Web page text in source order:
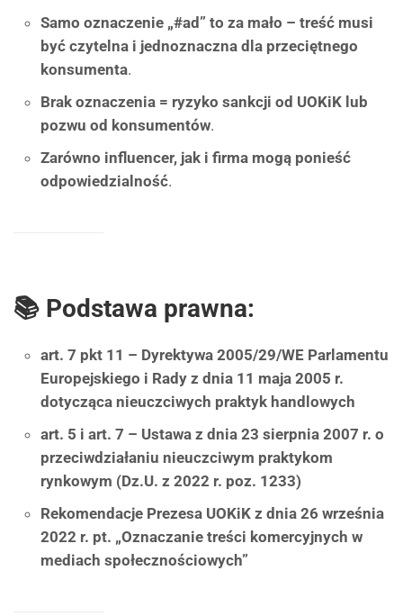
Samo oznaczenie „#ad” to za mało – treść musi
być czytelna i jednoznaczna dla przeciętnego
konsumenta.
Brak oznaczenia = ryzyko sankcji od UOKiK lub
pozwu od konsumentów.
Zarówno influencer, jak i firma mogą ponieść
odpowiedzialność.
📚 Podstawa prawna:
art. 7 pkt 11 – Dyrektywa 2005/29/WE Parlamentu
Europejskiego i Rady z dnia 11 maja 2005 r.
dotycząca nieuczciwych praktyk handlowych
art. 5 i art. 7 – Ustawa z dnia 23 sierpnia 2007 r. o
przeciwdziałaniu nieuczciwym praktykom
rynkowym (Dz.U. z 2022 r. poz. 1233)
Rekomendacje Prezesa UOKiK z dnia 26 września
2022 r. pt. „Oznaczanie treści komercyjnych w
mediach społecznościowych”